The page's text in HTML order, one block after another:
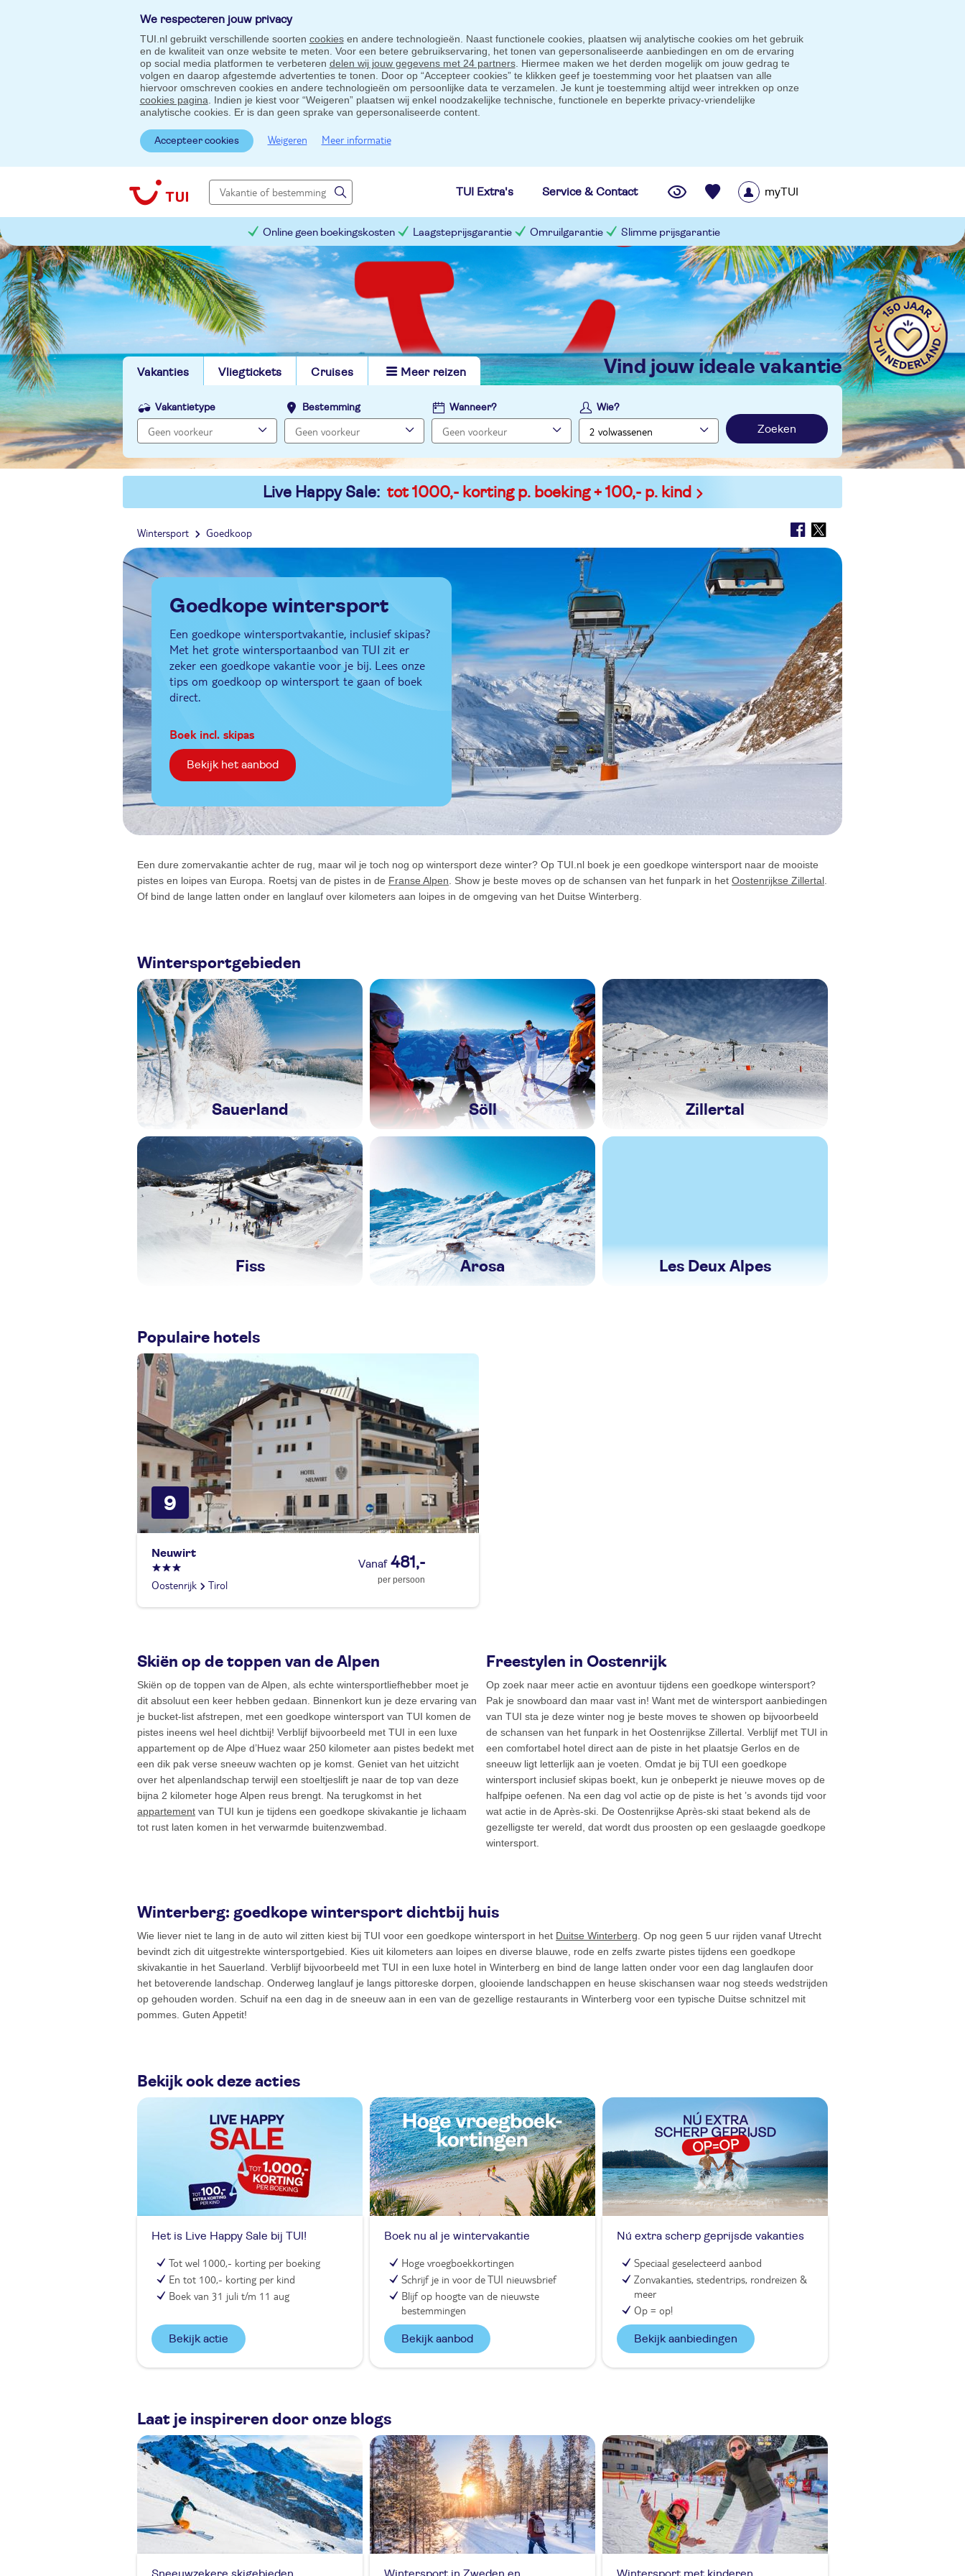
We respecteren jouw privacy
TUI.nl gebruikt verschillende soorten cookiesen andere technologieën. Naast functionele cookies, plaatsen wij analytische cookies om het gebruik
en de kwaliteit van onze website te meten. Voor een betere gebruikservaring, het tonen van gepersonaliseerde aanbiedingen en om de ervaring
op social media platformen te verbeteren delen wij jouw gegevens met 24 partners. Hiermee maken we het derden mogelijk om jouw gedrag te
volgen en daarop afgestemde advertenties te tonen. Door op “Accepteer cookies” te klikken geef je toestemming voor het plaatsen van alle
hiervoor omschreven cookies en andere technologieën om persoonlijke data te verzamelen. Je kunt je toestemming altijd weer intrekken op onze
cookies pagina . Indien je kiest voor “Weigeren” plaatsen wij enkel noodzakelijke technische, functionele en beperkte privacy-vriendelijke
analytische cookies. Er is dan geen sprake van gepersonaliseerde content.
Accepteer cookies Weigeren Meer informatie
TUI Extra's Service & Contact myTUI
Online geen boekingskosten Laagsteprijsgarantie Omruilgarantie Slimme prijsgarantie
Vakanties Vliegtickets Cruises Meer reizen vind jouw ideale vakantie
Vakantietype Bestemming Wanneer? Wie?
Zoeken
Live Happy Sale: tot 1000,- korting p. boeking + 100,- p. kind
Wintersport Goedkoop
Goedkope wintersport
Een goedkope wintersportvakantie, inclusief skipas?
Met het grote wintersportaanbod van TUI zit er
zeker een goedkope vakantie voor je bij. Lees onze
tips om goedkoop op wintersport te gaan of boek
direct.
Boek incl. skipas
Bekijk het aanbod
Een dure zomervakantie achter de rug, maar wil je toch nog op wintersport deze winter? Op TUI.nl boek je een goedkope wintersport naar de mooiste
pistes en loipes van Europa. Roetsj van de pistes in de Franse Alpen . Show je beste moves op de schansen van het funpark in het Oostenrijkse Zillertal
Of bind de lange latten onder en langlauf over kilometers aan loipes in de omgeving van het Duitse Winterberg.
Wintersportgebieden
Sauerland Söll Zillertal
Fiss Arosa Les Deux Alpes
Populaire hotels
9
Neuwirt
Oostenrijk Tirol
481,-
per persoon
Skiën op de toppen van de Alpen
Skiën op de toppen van de Alpen, als echte wintersportliefhebber moet je
dit absoluut een keer hebben gedaan. Binnenkort kun je deze ervaring van
je bucket-list afstrepen, met een goedkope wintersport van TUI komen de
pistes ineens wel heel dichtbij! Verblijf bijvoorbeeld met TUI in een luxe
appartement op de Alpe d’Huez waar 250 kilometer aan pistes bedekt met
een dik pak verse sneeuw wachten op je komst. Geniet van het uitzicht
over het alpenlandschap terwijl een stoeltjeslift je naar de top van deze
bijna 2 kilometer hoge Alpen reus brengt. Na terugkomst in het
appartement van TUI kun je tijdens een goedkope skivakantie je lichaam
tot rust laten komen in het verwarmde buitenzwembad.
Freestylen in Oostenrijk
Op zoek naar meer actie en avontuur tijdens een goedkope wintersport?
Pak je snowboard dan maar vast in! Want met de wintersport aanbiedingen
van TUI sta je deze winter nog je beste moves te showen op bijvoorbeeld
de schansen van het funpark in het Oostenrijkse Zillertal. Verblijf met TUI in
een comfortabel hotel direct aan de piste in het plaatsje Gerlos en de
sneeuw ligt letterlijk aan je voeten. Omdat je bij TUI een goedkope
wintersport inclusief skipas boekt, kun je onbeperkt je nieuwe moves op de
halfpipe oefenen. Na een dag vol actie op de piste is het ’s avonds tijd voor
wat actie in de Après-ski. De Oostenrijkse Après-ski staat bekend als de
gezelligste ter wereld, dat wordt dus proosten op een geslaagde goedkope
wintersport.
Winterberg: goedkope wintersport dichtbij huis
Wie liever niet te lang in de auto wil zitten kiest bij TUI voor een goedkope wintersport in het Duitse Winterberg . Op nog geen 5 uur rijden vanaf Utrecht
bevindt zich dit uitgestrekte wintersportgebied. Kies uit kilometers aan loipes en diverse blauwe, rode en zelfs zwarte pistes tijdens een goedkope
skivakantie in het Sauerland. Verblijf bijvoorbeeld met TUI in een luxe hotel in Winterberg en bind de lange latten onder voor een dag langlaufen door
het betoverende landschap. Onderweg langlauf je langs pittoreske dorpen, glooiende landschappen en heuse skischansen waar nog steeds wedstrijden
op gehouden worden. Schuif na een dag in de sneeuw aan in een van de gezellige restaurants in Winterberg voor een typische Duitse schnitzel mit
pommes. Guten Appetit!
Bekijk ook deze acties
Het is Live Happy Sale bij TUI!
Tot wel 1000,- korting per boeking
En tot 100,- korting per kind
Boek van 31 juli t/m 11 aug
Bekijk actie
Boek nu al je wintervakantie
Hoge vroegboekkortingen
Schrijf je in voor de TUI nieuwsbrief
Blijf op hoogte van de nieuwste
bestemmingen
Bekijk aanbod
Nú extra scherp geprijsde vakanties
Speciaal geselecteerd aanbod
Zonvakanties, stedentrips, rondreizen &
meer
Op = op!
Bekijk aanbiedingen
Laat je inspireren door onze blogs